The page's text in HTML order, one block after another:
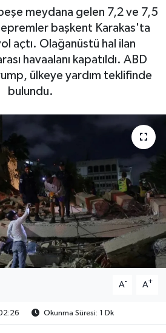
meydana gelen 7,2 ve 7,5
başkent Karakas'ta
açtı. Olağanüstü hal ilan
havaalanı kapatıldı. ABD
ülkeye yardım teklifinde
bulundu.
A- A+
Okunma Süresi: 1 Dk